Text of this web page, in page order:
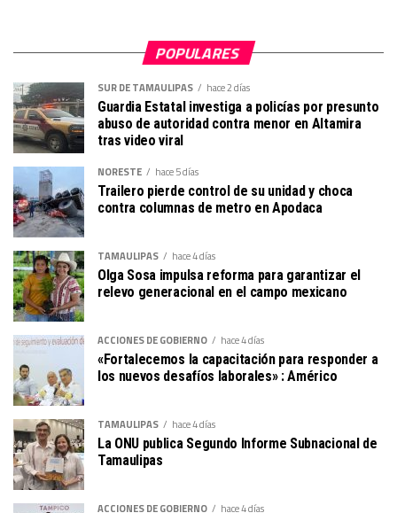
POPULARES
SUR DE TAMAULIPAS hace 2 días
Guardia Estatal investiga a policías por presunto
abuso de autoridad contra menor en Altamira
tras video viral
NORESTE hace 5 días
Trailero pierde control de su unidad y choca
contra columnas de metro en Apodaca
TAMAULIPAS hace 4 días
Olga Sosa impulsa reforma para garantizar el
relevo generacional en el campo mexicano
ACCIONES DE GOBIERNO hace 4 días
«Fortalecemos la capacitación para responder a
los nuevos desafíos laborales» : Américo
TAMAULIPAS hace 4 días
La ONU publica Segundo Informe Subnacional de
Tamaulipas
ACCIONES DE GOBIERNO hace 4 días